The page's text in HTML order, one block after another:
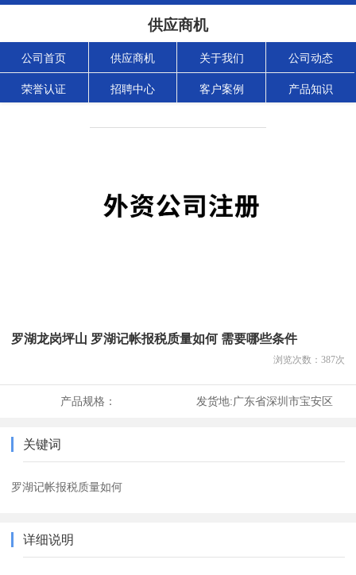
供应商机
公司首页 供应商机 关于我们 公司动态
荣誉认证 招聘中心 客户案例 产品知识
罗湖龙岗坪山 罗湖记帐报税质量如何 需要哪些条件
浏览次数： 387次
产品规格： 发货地:广东省深圳市宝安区
关键词
罗湖记帐报税质量如何
详细说明